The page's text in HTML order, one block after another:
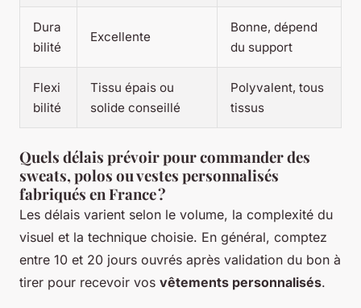
Dura
bilité
Excellente
Bonne, dépend
du support
Flexi
bilité
Tissu épais ou
solide conseillé
Polyvalent, tous
tissus
Quels délais prévoir pour commander des
sweats, polos ou vestes personnalisés
fabriqués en France ?
Les délais varient selon le volume, la complexité du
visuel et la technique choisie. En général, comptez
entre 10 et 20 jours ouvrés après validation du bon à
tirer pour recevoir vos vêtements personnalisés.